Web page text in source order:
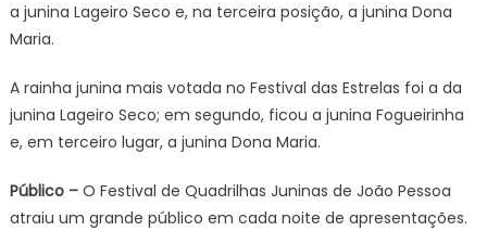
a junina Lageiro Seco e, na terceira posição, a junina Dona
Maria.
A rainha junina mais votada no Festival das Estrelas foi a da
junina Lageiro Seco; em segundo, ficou a junina Fogueirinha
e, em terceiro lugar, a junina Dona Maria.
Público – O Festival de Quadrilhas Juninas de João Pessoa
atraiu um grande público em cada noite de apresentações.